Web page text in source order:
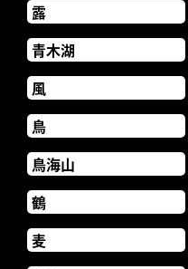
露
青木湖
風
鳥
鳥海山
鶴
麦